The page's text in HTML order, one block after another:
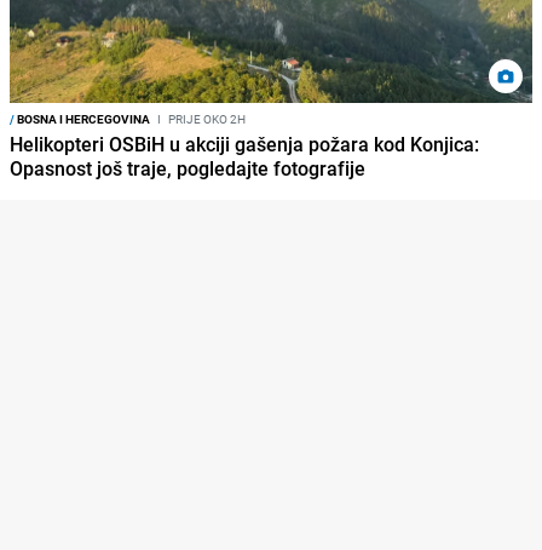
/BOSNA I HERCEGOVINA I PRIJE OKO 2H
Helikopteri OSBiH u akciji gašenja požara kod Konjica:
Opasnost još traje, pogledajte fotografije